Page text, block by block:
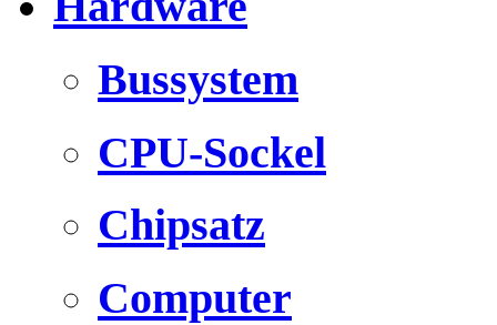
Bussystem
CPU-Sockel
Chipsatz
Computer